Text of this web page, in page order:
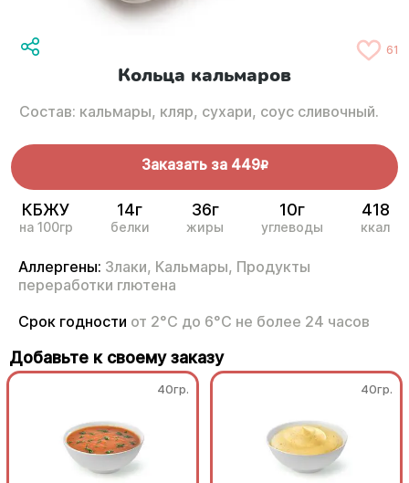
61
Кольца кальмаров
Состав: кальмары, кляр, сухари, соус сливочный.
Заказать за 449R
КБЖУ
на 100гр
14г
белки
36г
жиры
10г
углеводы
418
ккал
Аллергены: Злаки, Кальмары, Продукты
переработки глютена
Срок годности от 2°С до 6°С не более 24 часов
Добавьте к своему заказу
40гр. 40гр.